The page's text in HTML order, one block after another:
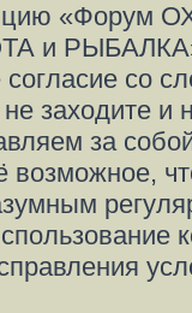
«Форум
и
согласие со
заходите
за
возможное,